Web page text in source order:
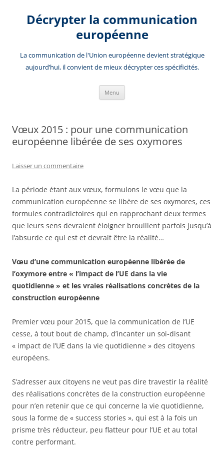
contenuDécrypter la communication
européenne
La communication de l'Union européenne devient stratégique
aujourd’hui, il convient de mieux décrypter ces spécificités.
Menu
Vœux 2015 : pour une communication
européenne libérée de ses oxymores
Laisser un commentaire
La période étant aux vœux, formulons le vœu que la
communication européenne se libère de ses oxymores, ces
formules contradictoires qui en rapprochant deux termes
que leurs sens devraient éloigner brouillent parfois jusqu’à
l’absurde ce qui est et devrait être la réalité…
Vœu d’une communication européenne libérée de
l’oxymore entre « l’impact de l’UE dans la vie
quotidienne » et les vraies réalisations concrètes de la
construction européenne
Premier vœu pour 2015, que la communication de l’UE
cesse, à tout bout de champ, d’incanter un soi-disant
« impact de l’UE dans la vie quotidienne » des citoyens
européens.
S’adresser aux citoyens ne veut pas dire travestir la réalité
des réalisations concrètes de la construction européenne
pour n’en retenir que ce qui concerne la vie quotidienne,
sous la forme de « success stories », qui est à la fois un
prisme très réducteur, peu flatteur pour l’UE et au total
contre performant.